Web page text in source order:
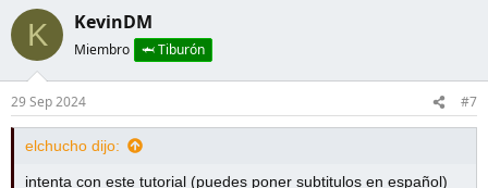
K KevinDM
Miembro 🦈 Tiburón
29 Sep 2024 #7
elchucho dijo:
intenta con este tutorial (puedes poner subtitulos en español)